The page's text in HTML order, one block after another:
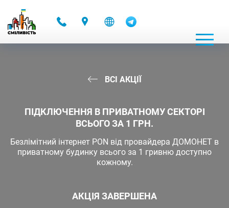
ВСІ АКЦІЇ
ПІДКЛЮЧЕННЯ В ПРИВАТНОМУ СЕКТОРІ
ВСЬОГО ЗА 1 ГРН.
Безлімітний інтернет PON від провайдера ДОМОНЕТ в
приватному будинку всього за 1 гривню доступно
кожному.
АКЦІЯ ЗАВЕРШЕНА